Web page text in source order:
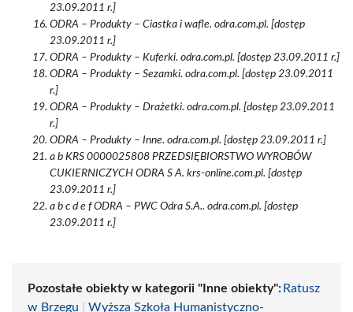
23.09.2011 r.]
ODRA – Produkty – Ciastka i wafle. odra.com.pl. [dostęp
23.09.2011 r.]
ODRA – Produkty – Kuferki. odra.com.pl. [dostęp 23.09.2011 r.]
ODRA – Produkty – Sezamki. odra.com.pl. [dostęp 23.09.2011
r.]
ODRA – Produkty – Drażetki. odra.com.pl. [dostęp 23.09.2011
r.]
ODRA – Produkty – Inne. odra.com.pl. [dostęp 23.09.2011 r.]
a b KRS 0000025808 PRZEDSIĘBIORSTWO WYROBÓW
CUKIERNICZYCH ODRA S A. krs-online.com.pl. [dostęp
23.09.2011 r.]
a b c d e f ODRA – PWC Odra S.A.. odra.com.pl. [dostęp
23.09.2011 r.]
Pozostałe obiekty w kategorii "Inne obiekty": Ratusz
w Brzegu
Wyższa Szkoła Humanistyczno-